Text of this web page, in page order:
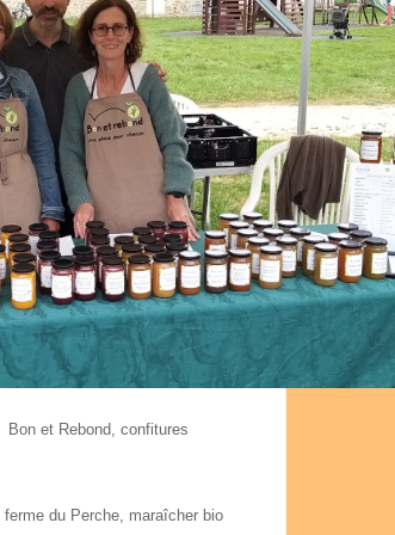
Bon et Rebond, confitures
ferme du Perche, maraîcher bio